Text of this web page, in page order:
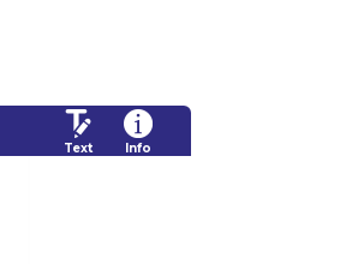
Text Info